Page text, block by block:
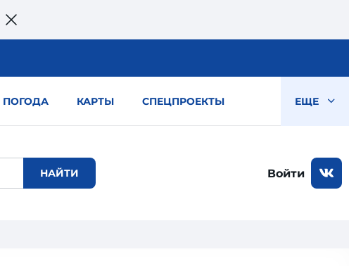
ПОГОДА КАРТЫ СПЕЦПРОЕКТЫ ЕЩЕ
Войти